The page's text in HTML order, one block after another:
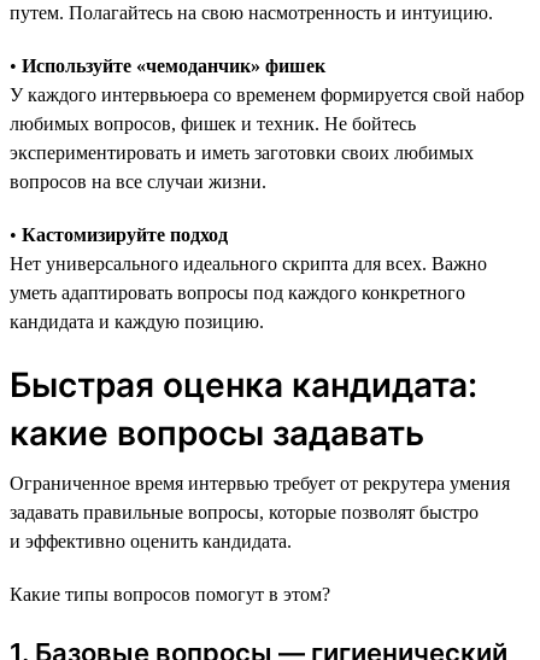
путем. Полагайтесь на свою насмотренность и интуицию.
• Используйте «чемоданчик» фишек
У каждого интервьюера со временем формируется свой набор
любимых вопросов, фишек и техник. Не бойтесь
экспериментировать и иметь заготовки своих любимых
вопросов на все случаи жизни.
• Кастомизируйте подход
Нет универсального идеального скрипта для всех. Важно
уметь адаптировать вопросы под каждого конкретного
кандидата и каждую позицию.
Быстрая оценка кандидата:
какие вопросы задавать
Ограниченное время интервью требует от рекрутера умения
задавать правильные вопросы, которые позволят быстро
и эффективно оценить кандидата.
Какие типы вопросов помогут в этом?
1. Базовые вопросы — гигиенический